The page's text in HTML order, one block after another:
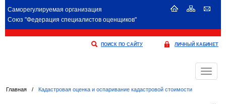
Саморегулируемая организация
Союз "Федерация специалистов оценщиков"
ПОИСК ПО САЙТУ ЛИЧНЫЙ КАБИНЕТ
Меню
Главная / Кадастровая оценка и оспаривание кадастровой стоимости